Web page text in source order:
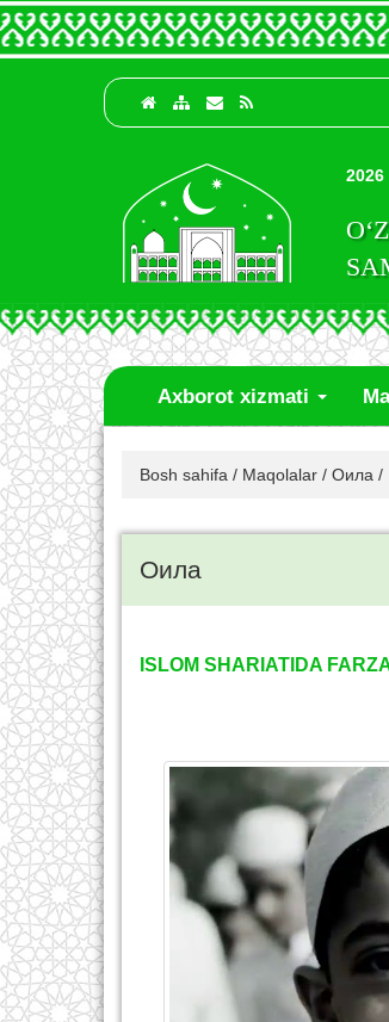
Axborot xizmati
Bosh sahifa / Maqolalar / Оила /
Оила
ISLOM SHARIATIDA